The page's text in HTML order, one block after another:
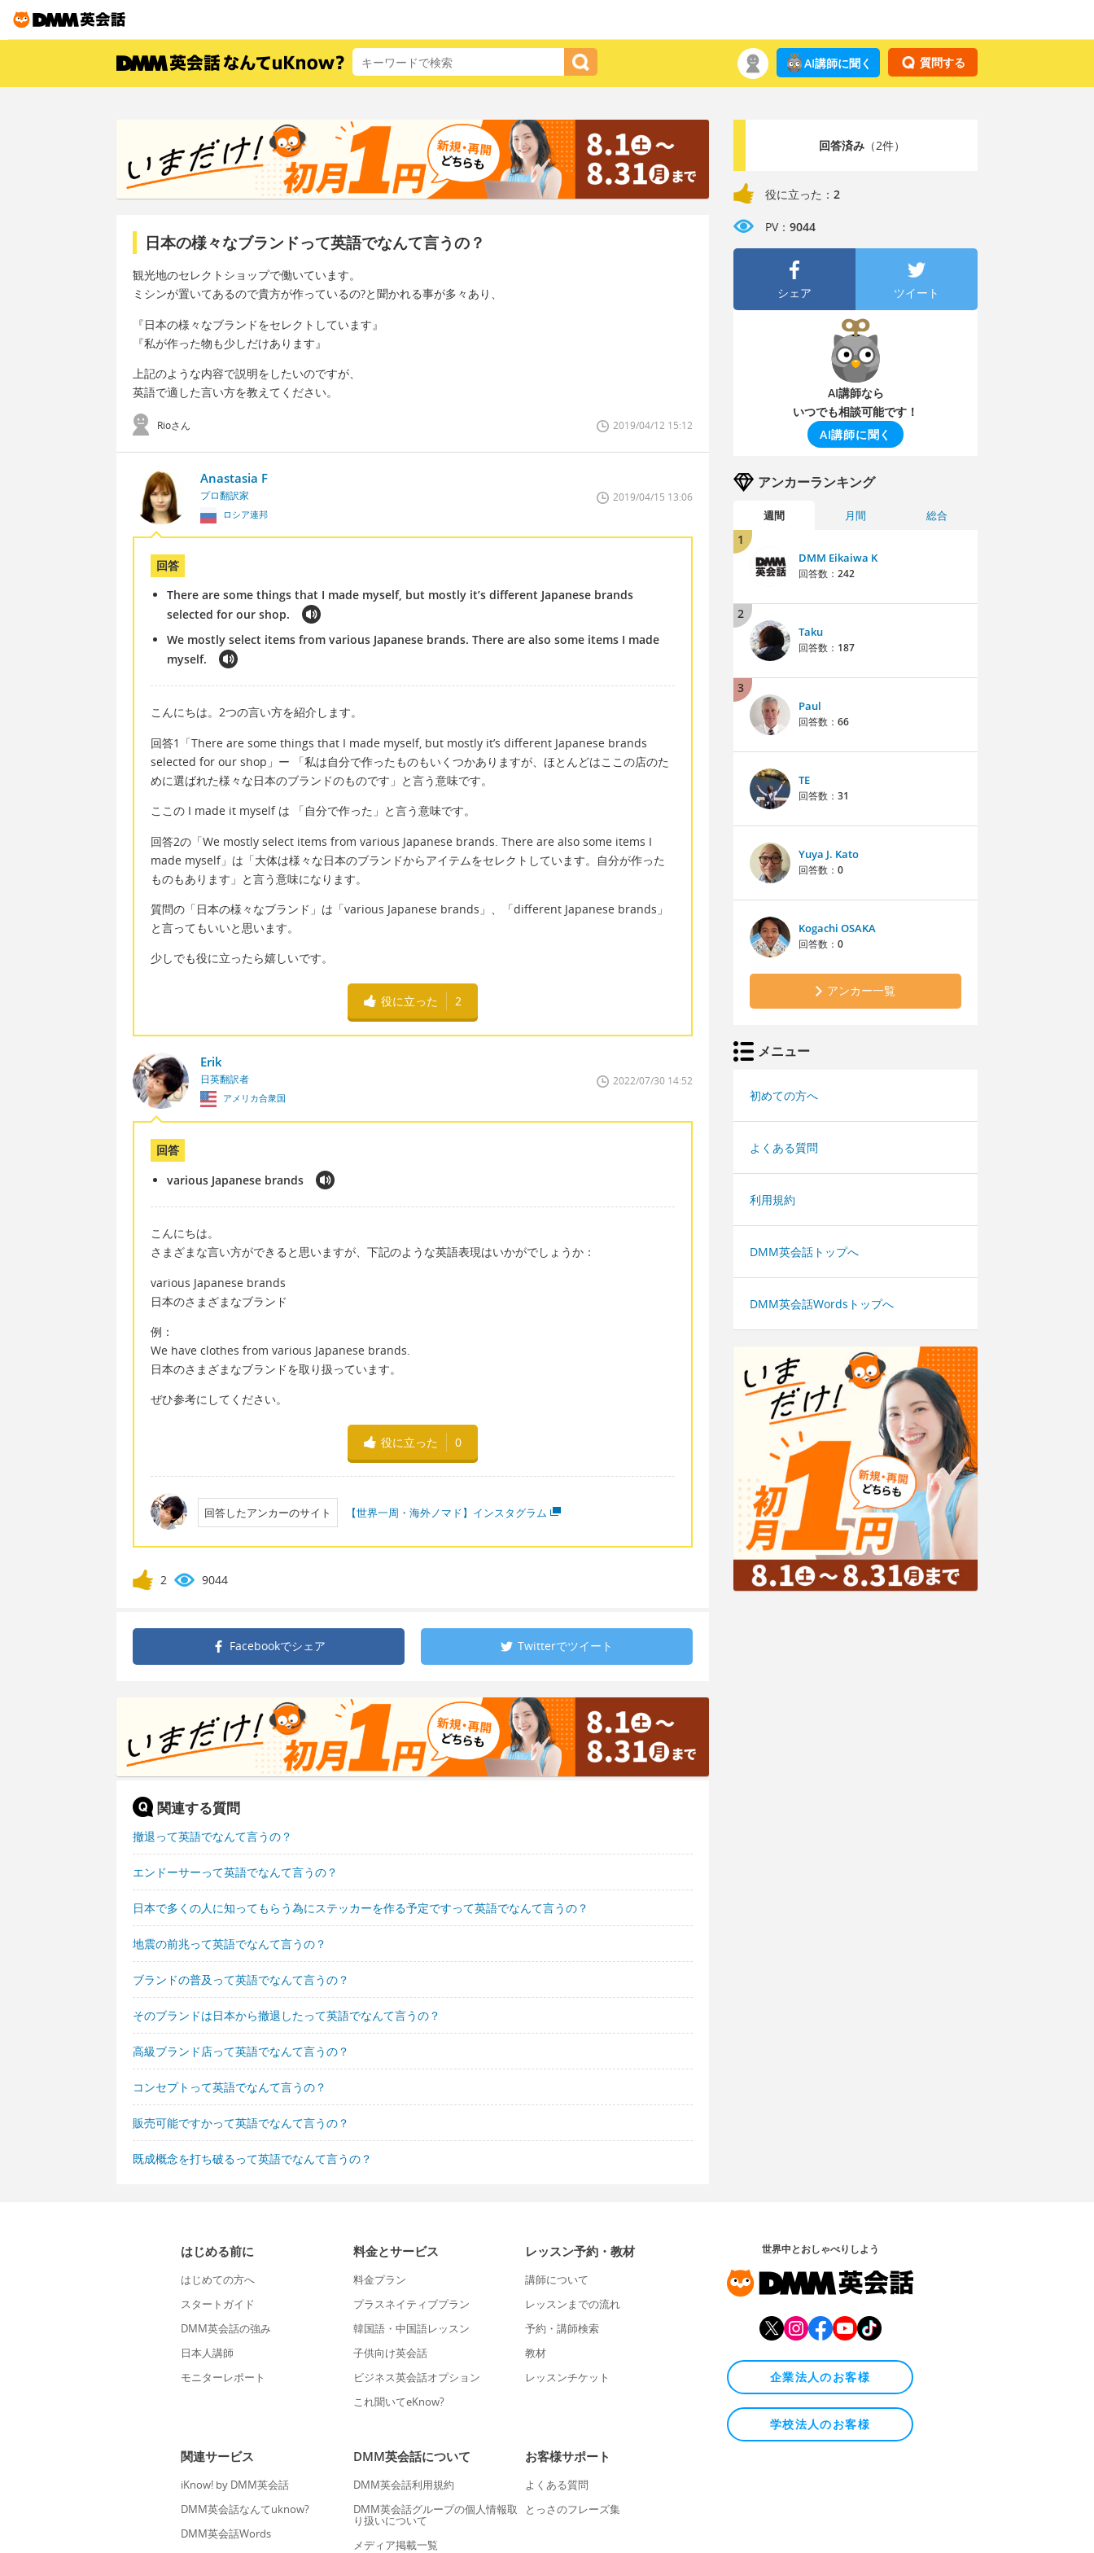
質問する
AI講師に聞く
日本の様々なブランドって英語でなんて言うの？
観光地のセレクトショップで働いています。
ミシンが置いてあるので貴方が作っているの?と聞かれる事が多々あり、
『日本の様々なブランドをセレクトしています』
『私が作った物も少しだけあります』
上記のような内容で説明をしたいのですが、
英語で適した言い方を教えてください。
Rioさん 2019/04/12 15:12
Anastasia F
プロ翻訳家
ロシア連邦
2019/04/15 13:06
回答
There are some things that I made myself, but mostly it’s different Japanese brands
selected for our shop.
We mostly select items from various Japanese brands. There are also some items I made
myself.
こんにちは。2つの言い方を紹介します。
回答1「There are some things that I made myself, but mostly it’s different Japanese brands
selected for our shop」ー 「私は自分で作ったものもいくつかありますが、ほとんどはここの店のた
めに選ばれた様々な日本のブランドのものです」と言う意味です。
ここの I made it myself は 「自分で作った」と言う意味です。
回答2の「We mostly select items from various Japanese brands. There are also some items I
made myself」は「大体は様々な日本のブランドからアイテムをセレクトしています。自分が作った
ものもあります」と言う意味になります。
質問の「日本の様々なブランド」は「various Japanese brands」、「different Japanese brands」
と言ってもいいと思います。
少しでも役に立ったら嬉しいです。
役に立った 2
Erik
日英翻訳者
アメリカ合衆国
2022/07/30 14:52
回答
various Japanese brands
こんにちは。
さまざまな言い方ができると思いますが、下記のような英語表現はいかがでしょうか：
various Japanese brands
日本のさまざまなブランド
例：
We have clothes from various Japanese brands.
日本のさまざまなブランドを取り扱っています。
ぜひ参考にしてください。
役に立った 0
回答したアンカーのサイト 【世界一周・海外ノマド】インスタグラム
2 9044
Facebookでシェア Twitterでツイート
関連する質問
撤退って英語でなんて言うの？
エンドーサーって英語でなんて言うの？
日本で多くの人に知ってもらう為にステッカーを作る予定ですって英語でなんて言うの？
地震の前兆って英語でなんて言うの？
ブランドの普及って英語でなんて言うの？
そのブランドは日本から撤退したって英語でなんて言うの？
高級ブランド店って英語でなんて言うの？
コンセプトって英語でなんて言うの？
販売可能ですかって英語でなんて言うの？
既成概念を打ち破るって英語でなんて言うの？
回答済み（2件）
役に立った： 2
PV： 9044
シェア ツイート
AI講師なら
いつでも相談可能です！
AI講師に聞く
アンカーランキング
週間 月間 総合
1
DMM Eikaiwa K
回答数： 242
2
Taku
回答数： 187
3
Paul
回答数： 66
TE
回答数： 31
Yuya J. Kato
回答数： 0
Kogachi OSAKA
回答数： 0
アンカー一覧
メニュー
初めての方へ
よくある質問
利用規約
DMM英会話トップへ
DMM英会話Wordsトップへ
はじめる前に
はじめての方へ
スタートガイド
DMM英会話の強み
日本人講師
モニターレポート
料金とサービス
料金プラン
プラスネイティブプラン
韓国語・中国語レッスン
子供向け英会話
ビジネス英会話オプション
これ聞いてeKnow?
レッスン予約・教材
講師について
レッスンまでの流れ
予約・講師検索
教材
レッスンチケット
関連サービス
iKnow! by DMM英会話
DMM英会話なんてuknow?
DMM英会話Words
DMM英会話について
DMM英会話利用規約
DMM英会話グループの個人情報取
り扱いについて
メディア掲載一覧
お客様サポート
よくある質問
とっさのフレーズ集
世界中とおしゃべりしよう
企業法人のお客様
学校法人のお客様